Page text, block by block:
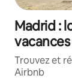
Madrid :
vacances
Trouvez et
Airbnb